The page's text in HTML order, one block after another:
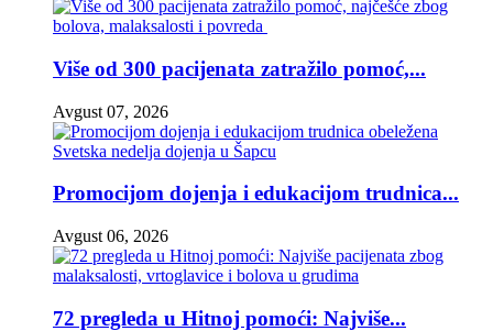
Više od 300 pacijenata zatražilo pomoć,...
Avgust 07, 2026
Promocijom dojenja i edukacijom trudnica...
Avgust 06, 2026
72 pregleda u Hitnoj pomoći: Najviše...